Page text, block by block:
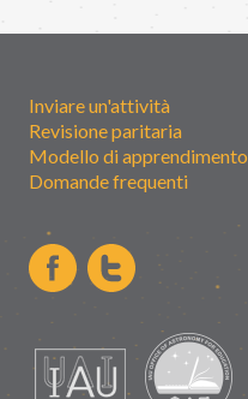
Inviare un'attività
Revisione paritaria
Modello di apprendimento
Domande frequenti